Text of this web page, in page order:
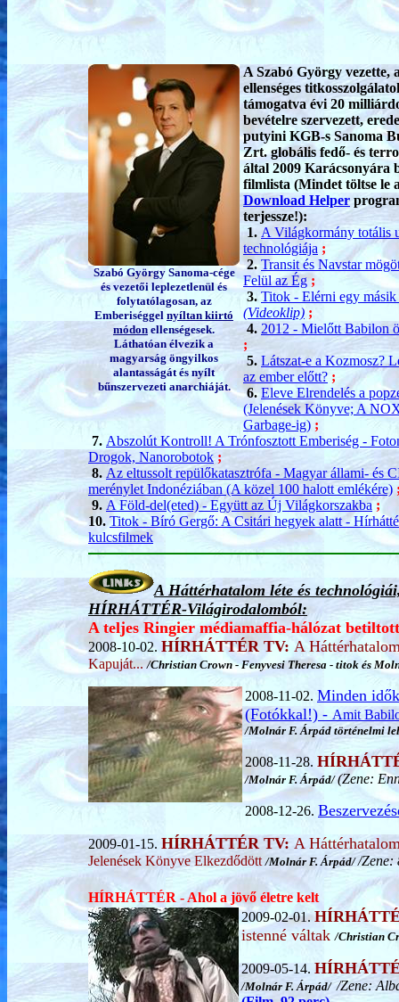
Szabó György Sanoma-cége
és vezetői leplezetlenül és
folytatólagosan, az
Emberiséggel nyíltan kiirtó
módon ellenségesek.
Láthatóan élvezik a
magyarság öngyilkos
alantasságát és nyílt
bűnszervezeti anarchiáját.
A Szabó György vezette,
ellenséges
támogatva évi 20
bevételre szervezett,
putyini KGB-s Sanoma
Zrt. globális fedő- és
által 2009 Karácsonyára
filmlista (Mindet töltse le
Download Helper
terjessze!):
1. A Világkormány totális
technológiája ;
2.Transit és Navstar
Felül az Ég;
3. Titok - Elérni egy
(Videoklip) ;
4. 2012 - Mielőtt Babilon
;
5. Látszat-e a Kozmosz?
az ember előtt? ;
6.Eleve Elrendelés a
(Jelenések Könyve; A
Garbage-ig) ;
7. Abszolút Kontroll! A Trónfosztott Emberiség -
Drogok, Nanorobotok ;
8. Az eltussolt repülőkatasztrófa - Magyar állami- és
merénylet Indonéziában (A közel 100 halott emlékére)
9. A Föld-del(eted) - Együtt az Új Világkorszakba;
10. Titok - Bíró Gergő: A Csitári hegyek alatt -
kulcsfilmek
A Háttérhatalom léte és
HÍRHÁTTÉR-Világirodalomból:
A teljes Ringier médiamaffia-hálózat
2008-10-02. HÍRHÁTTÉR TV: A
Kapuját.../Christian Crown - Fenyvesi Theresa - titok és
2008-11-02. Minden
(Fotókkal!) - Amit
/Molnár F. Árpád történelmi
2008-11-28.
/Molnár F. Árpád/(Zene:
2008-12-26.
2009-01-15. HÍRHÁTTÉR TV: A
Jelenések Könyve Elkezdődött /Molnár F. Árpád//Zene:
HÍRHÁTTÉR - Ahol a jövő életre kelt
2009-02-01.
istenné váltak/Christian
2009-05-14.
/Molnár F. Árpád//Zene: